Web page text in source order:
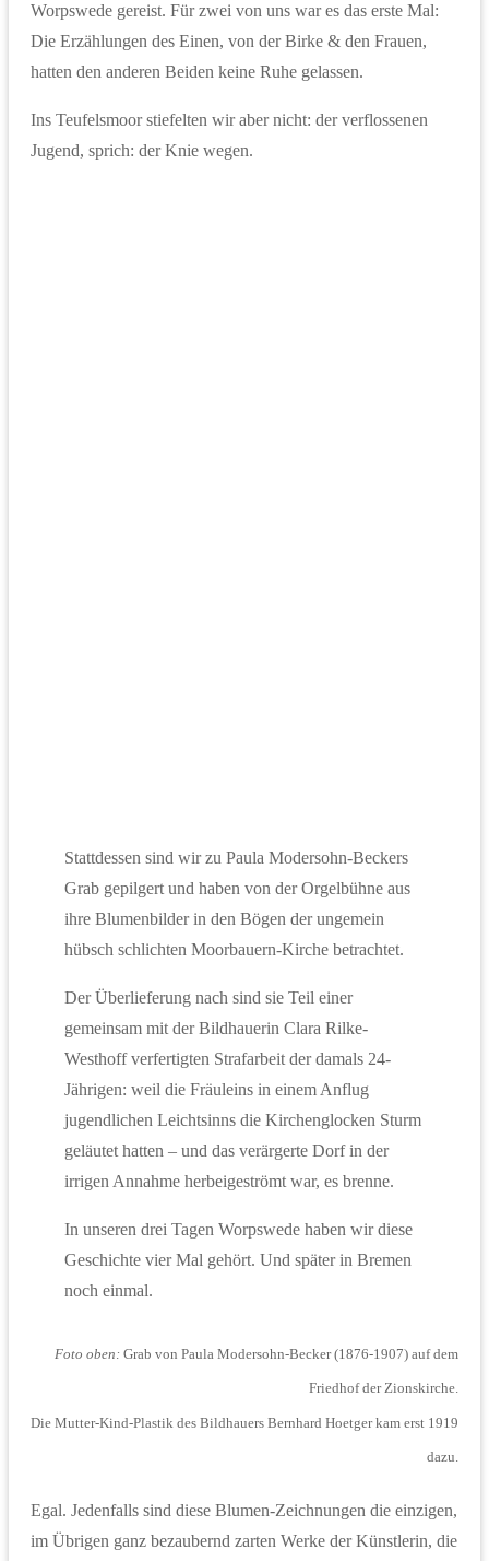
Worpswede gereist. Für zwei von uns war es das erste Mal:
Die Erzählungen des Einen, von der Birke & den Frauen,
hatten den anderen Beiden keine Ruhe gelassen.
Ins Teufelsmoor stiefelten wir aber nicht: der verflossenen
Jugend, sprich: der Knie wegen.
Stattdessen sind wir zu Paula Modersohn-Beckers
Grab gepilgert und haben von der Orgelbühne aus
ihre Blumenbilder in den Bögen der ungemein
hübsch schlichten Moorbauern-Kirche betrachtet.
Der Überlieferung nach sind sie Teil einer
gemeinsam mit der Bildhauerin Clara Rilke-
Westhoff verfertigten Strafarbeit der damals 24-
Jährigen: weil die Fräuleins in einem Anflug
jugendlichen Leichtsinns die Kirchenglocken Sturm
geläutet hatten – und das verärgerte Dorf in der
irrigen Annahme herbeigeströmt war, es brenne.
In unseren drei Tagen Worpswede haben wir diese
Geschichte vier Mal gehört. Und später in Bremen
noch einmal.
Foto oben: Grab von Paula Modersohn-Becker (1876-1907) auf dem
Friedhof der Zionskirche.
Die Mutter-Kind-Plastik des Bildhauers Bernhard Hoetger kam erst 1919
dazu.
Egal. Jedenfalls sind diese Blumen-Zeichnungen die einzigen,
im Übrigen ganz bezaubernd zarten Werke der Künstlerin, die